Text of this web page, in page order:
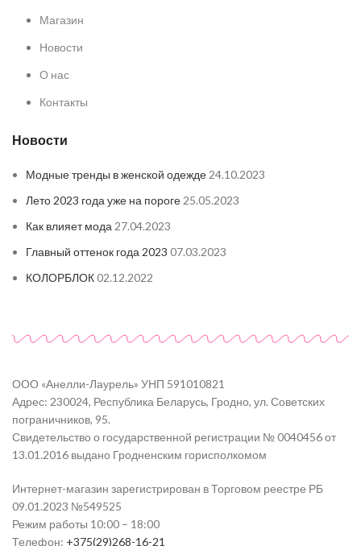
Магазин
Новости
О нас
Контакты
Новости
Модные тренды в женской одежде 24.10.2023
Лето 2023 года уже на пороге 25.05.2023
Как влияет мода 27.04.2023
Главный оттенок года 2023 07.03.2023
КОЛОРБЛОК02.12.2022
ООО «Анелли-Лаурель» УНП 591010821
Адрес: 230024, Республика Беларусь, Гродно, ул. Советских
пограничников, 95.
Свидетельство о государственной регистрации № 0040456 от
13.01.2016 выдано Гродненским горисполкомом
Интернет-магазин зарегистрирован в Торговом реестре РБ
09.01.2023 №549525
Режим работы 10:00 – 18:00
Телефон: +375(29)268-16-21